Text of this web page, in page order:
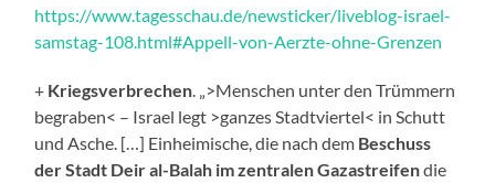
https://www.tagesschau.de/newsticker/liveblog-israel-
samstag-108.html#Appell-von-Aerzte-ohne-Grenzen
+ Kriegsverbrechen . „>Menschen unter den Trümmern
begraben< – Israel legt >ganzes Stadtviertel< in Schutt
und Asche. […] Einheimische, die nach dem Beschuss
der Stadt Deir al-Balah im zentralen Gazastreifendie